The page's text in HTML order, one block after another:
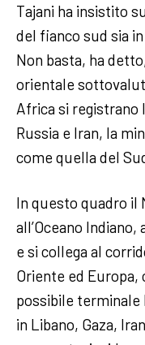
Tajani ha insistito
del fianco sud sia
Non basta, ha
orientale
Africa si registrano
Russia e Iran, la
come quella del
In questo quadro il
all’Oceano
e si collega al
Oriente ed Europa,
possibile
in Libano, Gaza,